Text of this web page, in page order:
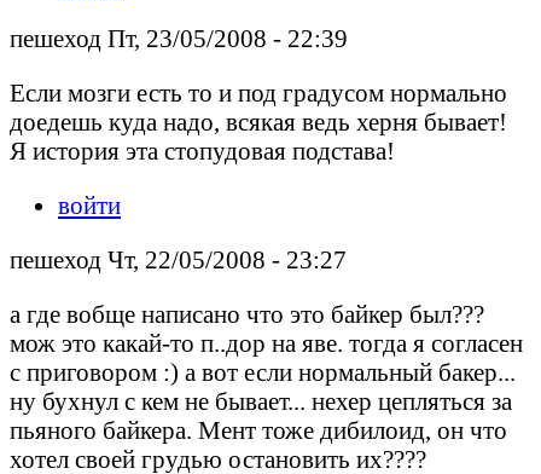
пешеход Пт, 23/05/2008 - 22:39
Если мозги есть то и под градусом нормально
доедешь куда надо, всякая ведь херня бывает!
Я история эта стопудовая подстава!
войти
пешеход Чт, 22/05/2008 - 23:27
а где вобще написано что это байкер был???
мож это какай-то п..дор на яве. тогда я согласен
с приговором :) а вот если нормальный бакер...
ну бухнул с кем не бывает... нехер цепляться за
пьяного байкера. Мент тоже дибилоид, он что
хотел своей грудью остановить их????